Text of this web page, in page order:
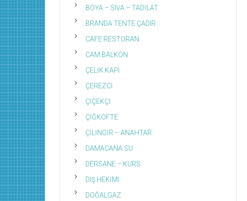
BOYA – SIVA – TADİLAT
BRANDA TENTE ÇADIR
CAFE RESTORAN
CAM BALKON
ÇELİK KAPI
ÇEREZCİ
ÇİÇEKÇİ
ÇİĞKÖFTE
ÇİLİNGİR – ANAHTAR
DAMACANA SU
DERSANE – KURS
DIŞ HEKİMİ
DOĞALGAZ